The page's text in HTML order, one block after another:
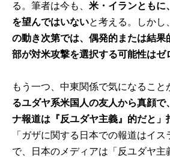
る。筆者は今も、米・イランともに
を望んではいないと考える。しかし
の動き次第では、偶発的または結果
部が対米攻撃を選択する可能性はゼ
もう一つ、中東関係で気になること
るユダヤ系米国人の友人から真顔で
ナ報道は『反ユダヤ主義』的だと」
「ガザに関する日本での報道はイ
で、日本のメディアは「反ユダヤ主